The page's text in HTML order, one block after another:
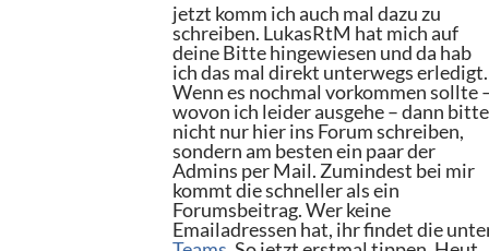
jetzt komm ich auch mal dazu zu
schreiben. LukasRtM hat mich auf
deine Bitte hingewiesen und da hab
ich das mal direkt unterwegs erledigt.
Wenn es nochmal vorkommen sollte
wovon ich leider ausgehe – dann bitte
nicht nur hier ins Forum schreiben,
sondern am besten ein paar der
Admins per Mail. Zumindest bei mir
kommt die schneller als ein
Forumsbeitrag. Wer keine
Emailadressen hat, ihr findet die